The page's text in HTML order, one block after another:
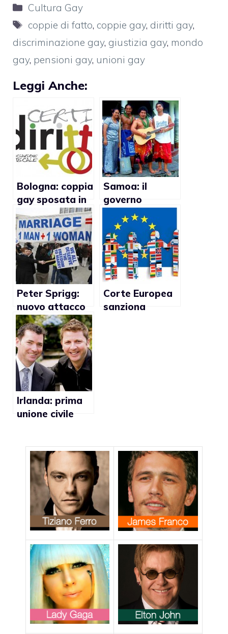
Categorie
Cultura Gay
Tag
coppie di fatto, coppie gay, diritti gay,
discriminazione gay, giustizia gay, mondo
gay, pensioni gay, unioni gay
Leggi Anche:
Bologna: coppia
gay sposata in
Spagna vuole
essere
riconosciuta dal
Comune
Samoa: il
governo
consentirà i
rapporti gay
Peter Sprigg:
nuovo attacco
alla comunità
omosessuale
Corte Europea
sanziona
Irlanda: prima
unione civile